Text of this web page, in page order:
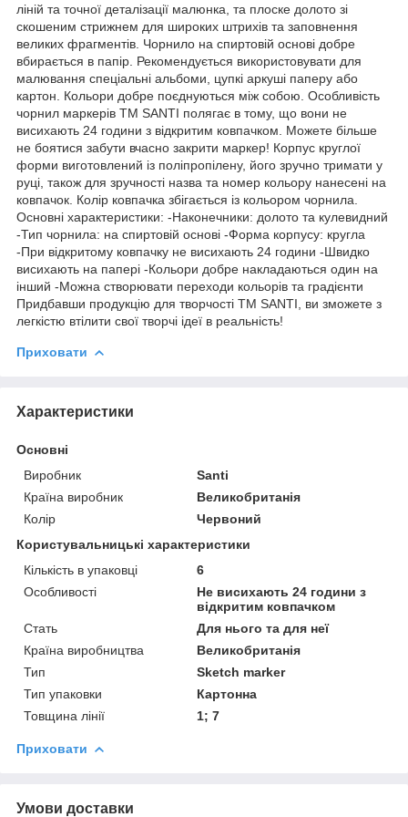
ліній та точної деталізації малюнка, та плоске долото зі
скошеним стрижнем для широких штрихів та заповнення
великих фрагментів. Чорнило на спиртовій основі добре
вбирається в папір. Рекомендується використовувати для
малювання спеціальні альбоми, цупкі аркуші паперу або
картон. Кольори добре поєднуються між собою. Особливість
чорнил маркерів ТМ SANTI полягає в тому, що вони не
висихають 24 години з відкритим ковпачком. Можете більше
не боятися забути вчасно закрити маркер! Корпус круглої
форми виготовлений із поліпропілену, його зручно тримати у
руці, також для зручності назва та номер кольору нанесені на
ковпачок. Колір ковпачка збігається із кольором чорнила.
Основні характеристики: -Наконечники: долото та кулевидний
-Тип чорнила: на спиртовій основі -Форма корпусу: кругла
-При відкритому ковпачку не висихають 24 години -Швидко
висихають на папері -Кольори добре накладаються один на
інший -Можна створювати переходи кольорів та градієнти
Придбавши продукцію для творчості ТМ SANTI, ви зможете з
легкістю втілити свої творчі ідеї в реальність!
Приховати
Характеристики
Основні
Виробник
Santi
Країна виробник
Великобританія
Колір
Червоний
Користувальницькі характеристики
Кількість в упаковці
6
Особливості
Не висихають 24 години з
відкритим ковпачком
Стать
Для нього та для неї
Країна виробництва
Великобританія
Тип
Sketch marker
Тип упаковки
Картонна
Товщина лінії
1; 7
Приховати
Умови доставки